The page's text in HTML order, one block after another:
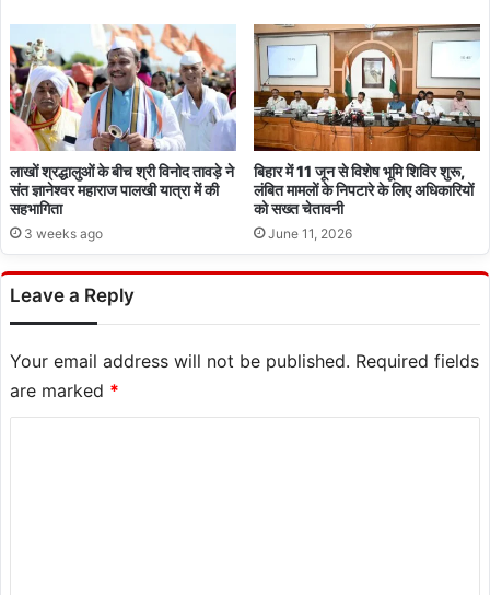
लाखों श्रद्धालुओं के बीच श्री विनोद तावड़े ने
संत ज्ञानेश्वर महाराज पालखी यात्रा में की
सहभागिता
3 weeks ago
बिहार में 11 जून से विशेष भूमि शिविर शुरू,
लंबित मामलों के निपटारे के लिए अधिकारियों
को सख्त चेतावनी
June 11, 2026
Leave a Reply
Your email address will not be published. Required fields
are marked *